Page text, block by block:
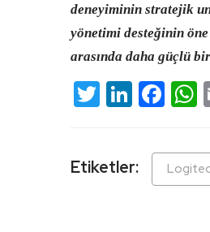
deneyiminin stratejik
yönetimi desteğinin
arasında daha güçlü
Twitter
Etiketler: